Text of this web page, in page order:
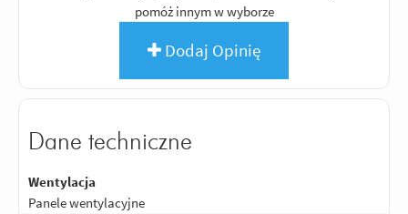
pomóż innym w wyborze
Dodaj Opinię
Dane techniczne
Wentylacja
Panele wentylacyjne